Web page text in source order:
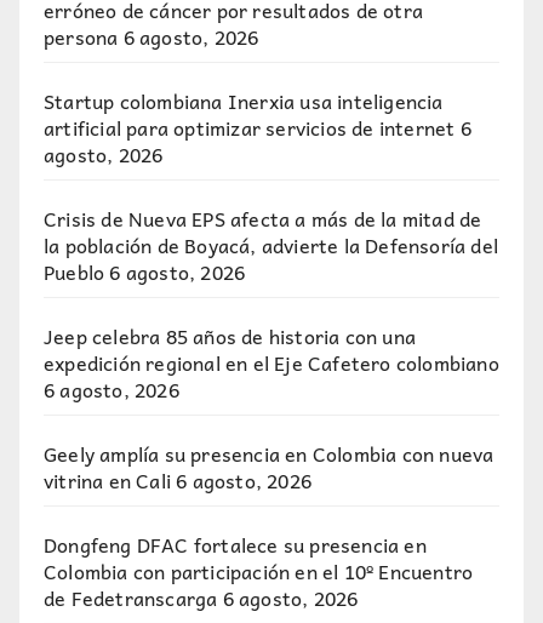
erróneo de cáncer por resultados de otra
persona6 agosto, 2026
Startup colombiana Inerxia usa inteligencia
artificial para optimizar servicios de internet 6
agosto, 2026
Crisis de Nueva EPS afecta a más de la mitad de
la población de Boyacá, advierte la Defensoría del
Pueblo6 agosto, 2026
Jeep celebra 85 años de historia con una
expedición regional en el Eje Cafetero colombiano
6 agosto, 2026
Geely amplía su presencia en Colombia con nueva
vitrina en Cali 6 agosto, 2026
Dongfeng DFAC fortalece su presencia en
Colombia con participación en el 10º Encuentro
de Fedetranscarga6 agosto, 2026